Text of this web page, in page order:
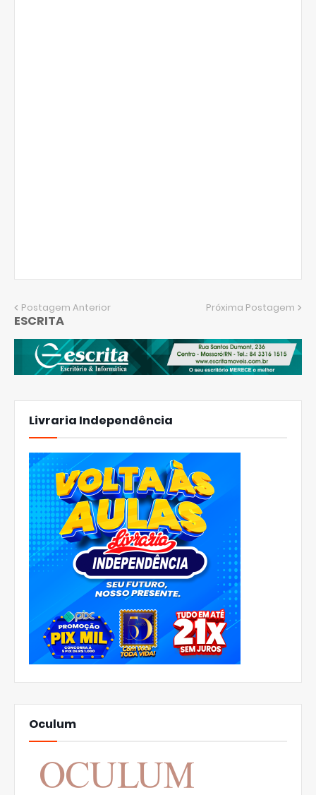
Postagem Anterior Próxima Postagem
ESCRITA
Livraria Independência
Oculum